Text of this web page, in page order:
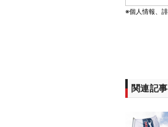
関連記事